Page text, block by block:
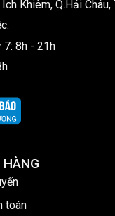
Khiêm, Q.Hải
8h - 21h
toán